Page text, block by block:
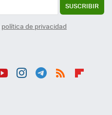
SUSCRIBIR
política de privacidad